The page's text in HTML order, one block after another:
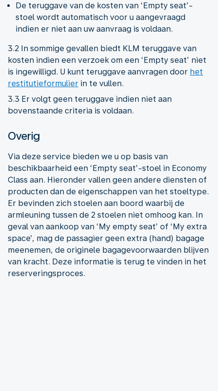
De teruggave van de kosten van ‘Empty seat’-
stoel wordt automatisch voor u aangevraagd
indien er niet aan uw aanvraag is voldaan.
3.2 In sommige gevallen biedt KLM teruggave van
kosten indien een verzoek om een ‘Empty seat’ niet
is ingewilligd. U kunt teruggave aanvragen door het
restitutieformulier in te vullen.
3.3 Er volgt geen teruggave indien niet aan
bovenstaande criteria is voldaan.
Overig
Via deze service bieden we u op basis van
beschikbaarheid een ‘Empty seat’-stoel in Economy
Class aan. Hieronder vallen geen andere diensten of
producten dan de eigenschappen van het stoeltype.
Er bevinden zich stoelen aan boord waarbij de
armleuning tussen de 2 stoelen niet omhoog kan. In
geval van aankoop van ‘My empty seat’ of ‘My extra
space’, mag de passagier geen extra (hand) bagage
meenemen, de originele bagagevoorwaarden blijven
van kracht. Deze informatie is terug te vinden in het
reserveringsproces.